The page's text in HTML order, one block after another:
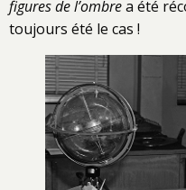
figures de l’ombrea été
toujours été le cas !